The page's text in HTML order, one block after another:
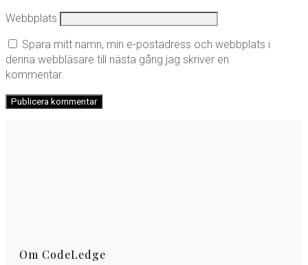
Webbplats
Spara mitt namn, min e-postadress och webbplats i
denna webbläsare till nästa gång jag skriver en
kommentar.
Om CodeLedge